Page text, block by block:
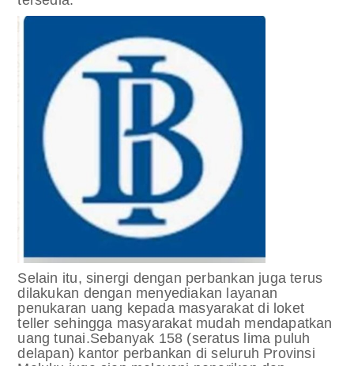
Selain itu, sinergi dengan perbankan juga terus
dilakukan dengan menyediakan layanan
penukaran uang kepada masyarakat di loket
teller sehingga masyarakat mudah mendapatkan
uang tunai.Sebanyak 158 (seratus lima puluh
delapan) kantor perbankan di seluruh Provinsi